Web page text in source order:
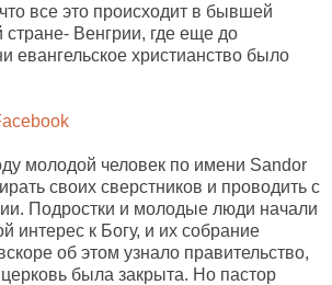
все это происходит в бывшей
стране- Венгрии, где еще до
евангельское христианство было
молодой человек по имени Sandor
своих сверстников и проводить с
Подростки и молодые люди начали
интерес к Богу, и их собрание
об этом узнало правительство,
была закрыта. Но пастор